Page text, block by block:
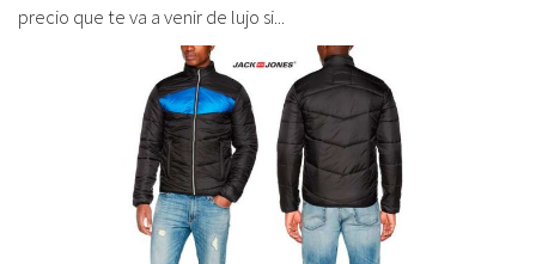
precio que te va a venir de lujo si...